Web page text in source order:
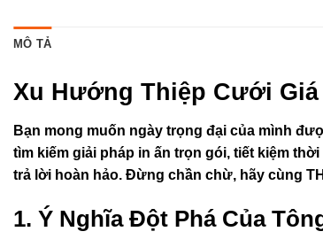
MÔ TẢ
Xu Hướng Thiệp Cưới Giá
Bạn mong muốn ngày trọng đại của mình
tìm kiếm giải pháp in ấn trọn gói, tiết kiệm
trả lời hoàn hảo. Đừng chần chừ, hãy cùng
1. Ý Nghĩa Đột Phá Của